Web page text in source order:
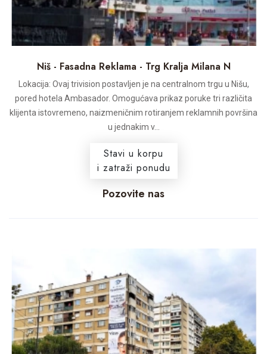
Niš - Fasadna Reklama - Trg Kralja Milana N
Lokacija: Ovaj trivision postavljen je na centralnom trgu u Nišu,
pored hotela Ambasador. Omogućava prikaz poruke tri različita
klijenta istovremeno, naizmeničnim rotiranjem reklamnih površina
u jednakim v...
Stavi u korpu
i zatraži ponudu
Pozovite nas